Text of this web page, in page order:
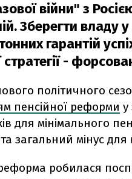
війни" з
Зберегти владу
гарантій
-
політичного
пенсійної реформи у
для мінімального
загальний мінус для
робилася